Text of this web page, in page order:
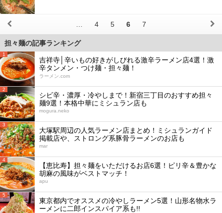
4 5 6 7
担々麺の記事ランキング
1
吉祥寺│辛いもの好きがしびれる激辛ラーメン店4選！激
辛タンメン・つけ麺・担々麺！
ラーメン.com
2
シビ辛・濃厚・冷やしまで！新宿三丁目のおすすめ担々
麺9選！本格中華にミシュラン店も
mogura.neko
3
大塚駅周辺の人気ラーメン店まとめ！ミシュランガイド
掲載店や、ストロング系豚骨ラーメンのお店も
mar
4
【恵比寿】担々麺をいただけるお店6選！ピリ辛＆豊かな
胡麻の風味がベストマッチ！
apu
5
東京都内でオススメの冷やしラーメン5選！山形名物水ラ
ーメンに二郎インスパイア系も!!